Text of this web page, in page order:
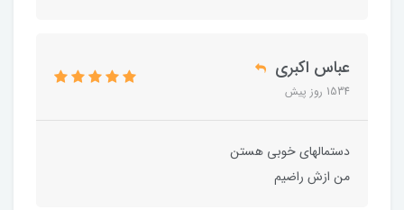
عباس اکبری
1534 روز پیش
دستمالهای خوبی هستن
من ازش راضیم